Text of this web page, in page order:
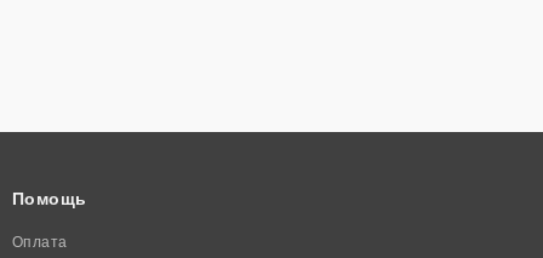
Помощь
Оплата